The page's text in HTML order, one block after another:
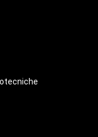
ricostruzione unghie